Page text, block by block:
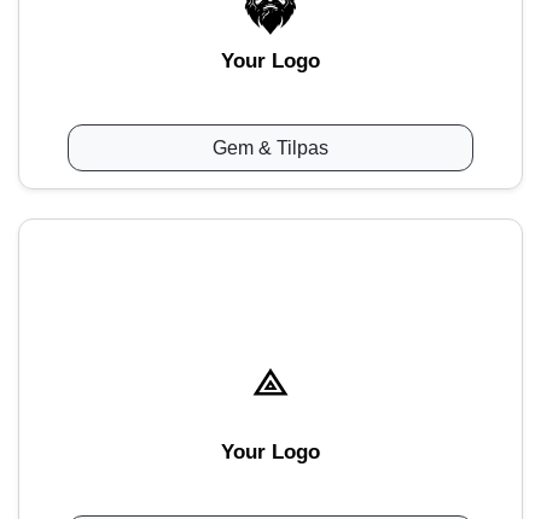
Your Logo
Gem & Tilpas
Your Logo